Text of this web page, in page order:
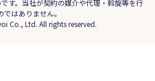
す。当社が契約の媒介や代理・斡旋等を行
ではありません。
Co., Ltd. All rights reserved.